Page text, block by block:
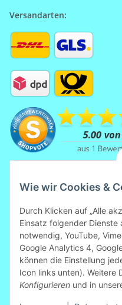
Wie wir Cookies &
Durch Klicken auf „Alle
Einsatz folgender Dienste
notwendig, YouTube,
Google Analytics 4,
können die Einstellung
Icon links unten). Weitere
Konfigurieren und in
Versandarten:
Mitglied
Handel".
https://